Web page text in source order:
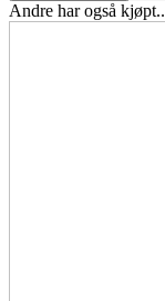
Andre har også kjøpt..